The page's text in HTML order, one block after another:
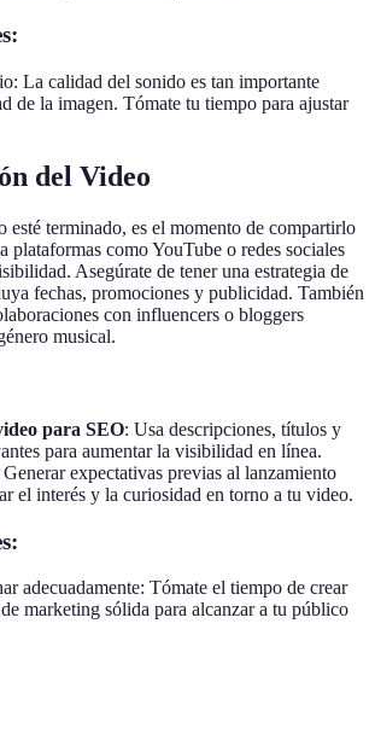
La calidad del sonido es tan importante
de la imagen. Tómate tu tiempo para ajustar
del Video
esté terminado, es el momento de compartirlo
plataformas como YouTube o redes sociales
Asegúrate de tener una estrategia de
fechas, promociones y publicidad. También
con influencers o bloggers
musical.
para SEO: Usa descripciones, títulos y
para aumentar la visibilidad en línea.
Generar expectativas previas al lanzamiento
el interés y la curiosidad en torno a tu video.
adecuadamente: Tómate el tiempo de crear
marketing sólida para alcanzar a tu público